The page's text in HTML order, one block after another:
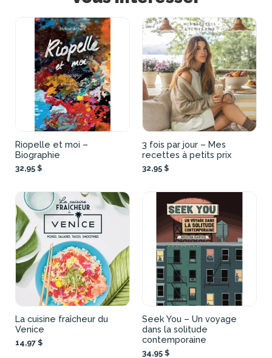
Riopelle et moi –
Biographie
32,95 $
3 fois par jour – Mes
recettes à petits prix
32,95 $
La cuisine fraîcheur du
Venice
14,97 $
Seek You – Un voyage
dans la solitude
contemporaine
34,95 $